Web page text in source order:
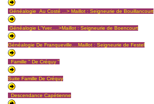
Généalogie Au Costé ...> Maillot : Seigneurie de Bouillancourt
Généalogie L'Yver.....>Maillot : Seigneurie de Boencourt
Généalogie De Franqueville....Maillot : Seigneurie de Festel
Famille " De Créquy "
Suite Famille De Créquy
Descendance Capétienne